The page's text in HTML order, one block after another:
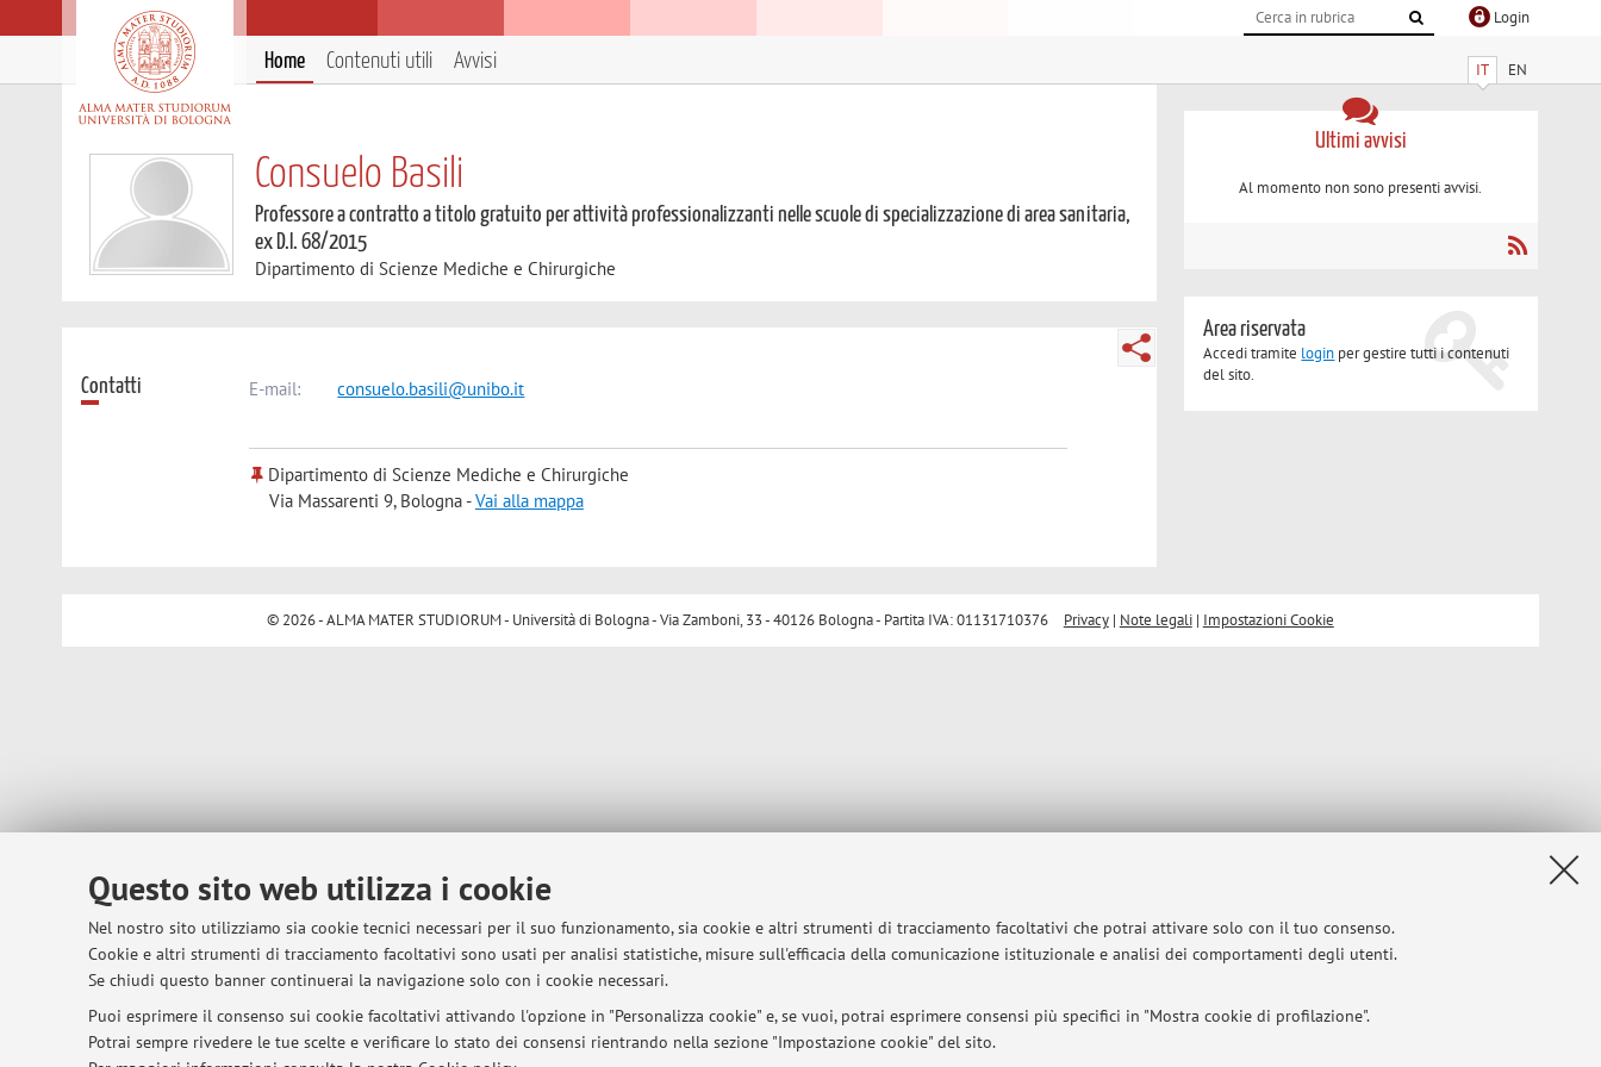
Questo sito web utilizza i cookie
Nel nostro sito utilizziamo sia cookie tecnici necessari per il suo funzionamento, sia cookie e altri strumenti di tracciamento facoltativi che potrai attivare solo con il tuo consenso.
Cookie e altri strumenti di tracciamento facoltativi sono usati per analisi statistiche, misure sull'efficacia della comunicazione istituzionale e analisi dei comportamenti degli utenti.
Se chiudi questo banner continuerai la navigazione solo con i cookie necessari.
Puoi esprimere il consenso sui cookie facoltativi attivando l'opzione in "Personalizza cookie" e, se vuoi, potrai esprimere consensi più specifici in "Mostra cookie di profilazione".
Potrai sempre rivedere le tue scelte e verificare lo stato dei consensi rientrando nella sezione "Impostazione cookie" del sito.
Login
IT EN
Home Contenuti utili Avvisi
Consuelo Basili
Professore a contratto a titolo gratuito per attività professionalizzanti nelle scuole di specializzazione di area sanitaria,
ex D.I. 68/2015
Dipartimento di Scienze Mediche e Chirurgiche
Contatti E-mail: consuelo.basili@unibo.it
Dipartimento di Scienze Mediche e Chirurgiche
Via Massarenti 9, Bologna -Vai alla mappa
Ultimi avvisi
Al momento non sono presenti avvisi.
Area riservata
Accedi tramite login per gestire tutti i contenuti
del sito.
© 2026 - ALMA MATER STUDIORUM - Università di Bologna - Via Zamboni, 33 - 40126 Bologna - Partita IVA: 01131710376 Privacy| Note legali| Impostazioni Cookie